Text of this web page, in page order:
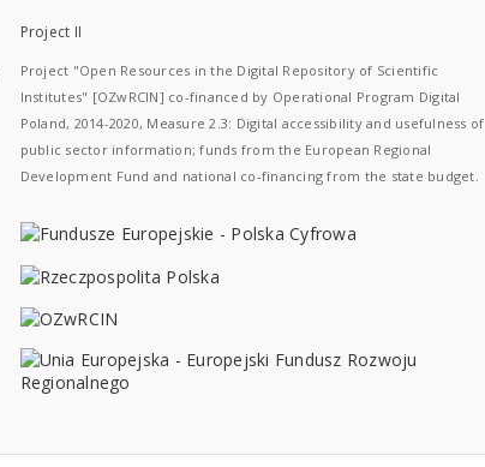
Project II
Project "Open Resources in the Digital Repository of Scientific
Institutes" [OZwRCIN] co-financed by Operational Program Digital
Poland, 2014-2020, Measure 2.3: Digital accessibility and usefulness of
public sector information; funds from the European Regional
Development Fund and national co-financing from the state budget.